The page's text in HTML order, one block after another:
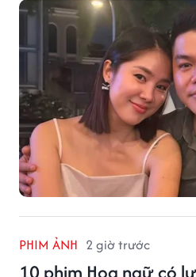
PHIM ẢNH 2 giờ trước